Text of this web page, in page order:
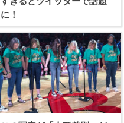
に！